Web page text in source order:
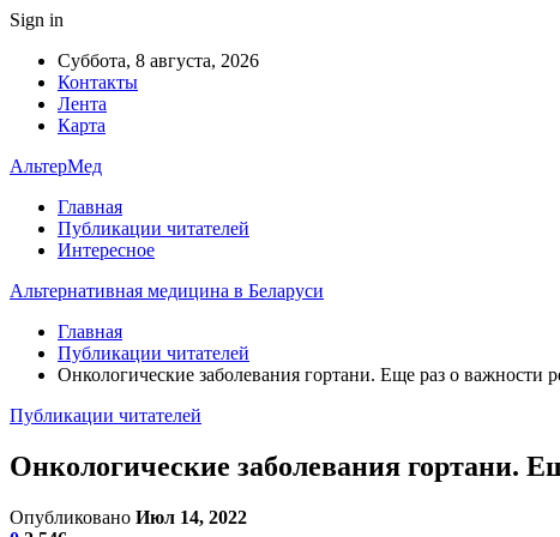
Sign in
Суббота, 8 августа, 2026
Контакты
Лента
Карта
АльтерМед
Главная
Публикации читателей
Интересное
Альтернативная медицина в Беларуси
Главная
Публикации читателей
Онкологические заболевания гортани. Еще раз о важности
Публикации читателей
Онкологические заболевания гортани.
Опубликовано Июл 14, 2022